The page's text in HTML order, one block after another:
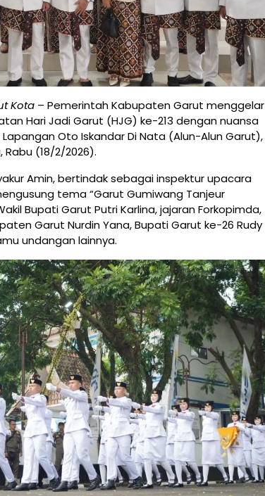
Kota – Pemerintah Kabupaten Garut menggelar
Hari Jadi Garut (HJG) ke-213 dengan nuansa
Oto Iskandar Di Nata (Alun-Alun Garut),
(18/2/2026).
Amin, bertindak sebagai inspektur upacara
tema “Garut Gumiwang Tanjeur
Bupati Garut Putri Karlina, jajaran Forkopimda,
Garut Nurdin Yana, Bupati Garut ke-26 Rudy
undangan lainnya.